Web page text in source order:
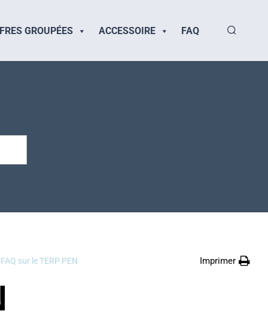
GROUPÉES ACCESSOIRE FAQ
FAQ sur le TERP PEN Imprimer